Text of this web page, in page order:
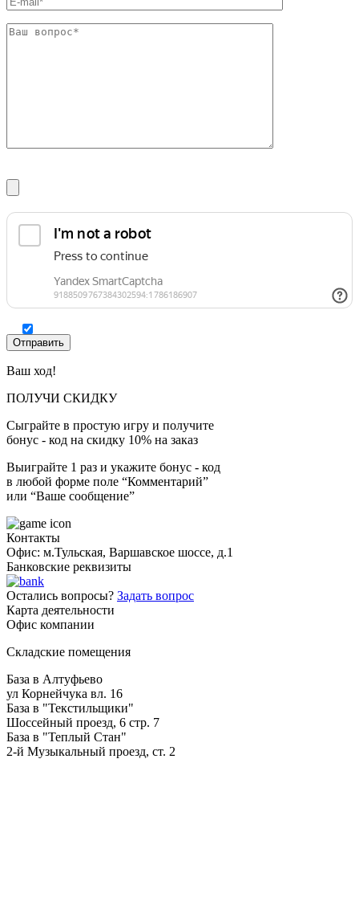
Ваш ход!
ПОЛУЧИ СКИДКУ
Сыграйте в простую игру и получите
бонус - код на скидку 10% на заказ
Выиграйте 1 раз и укажите бонус - код
в любой форме поле “Комментарий”
или “Ваше сообщение”
Контакты
Офис: м.Тульская, Варшавское шоссе, д.1
Банковские реквизиты
Остались вопросы? Задать вопрос
Карта деятельности
Офис компании
Складские помещения
База в Алтуфьево
ул Корнейчука вл. 16
База в "Текстильщики"
Шоссейный проезд, 6 стр. 7
База в "Теплый Стан"
2-й Музыкальный проезд, ст. 2